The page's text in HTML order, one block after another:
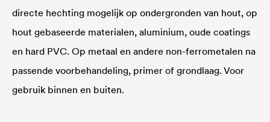
directe hechting mogelijk op ondergronden van hout, op
hout gebaseerde materialen, aluminium, oude coatings
en hard PVC. Op metaal en andere non-ferrometalen na
passende voorbehandeling, primer of grondlaag. Voor
gebruik binnen en buiten.